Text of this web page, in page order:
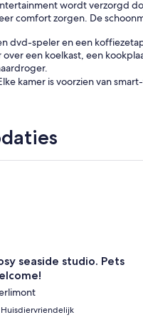
wordt verzorgd
comfort zorgen. De
dvd-speler en een
een koelkast, een
kamer is voorzien van
and dunes
seaside studio. Pets
Huisdiervriendelijk
seaside studio. Pets